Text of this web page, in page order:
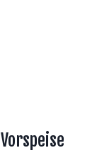
Vorspeise